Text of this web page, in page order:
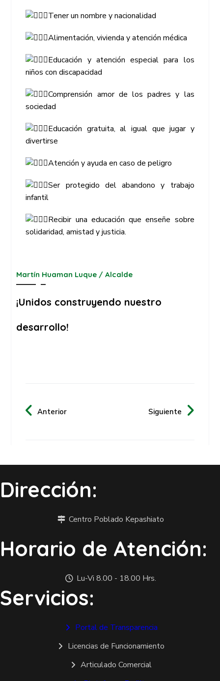
Tener un nombre y nacionalidad
Alimentación, vivienda y atención médica
Educación y atención especial para los
niños con discapacidad
Comprensión amor de los padres y las
sociedad
Educación gratuita, al igual que jugar y
divertirse
Atención y ayuda en caso de peligro
Ser protegido del abandono y trabajo
infantil
Recibir una educación que enseñe sobre
solidaridad, amistad y justicia.
Martín Huaman Luque / Alcalde
¡Unidos construyendo nuestro
desarrollo!
Anterior Siguiente
Dirección:
Centro Poblado Kepashiato
Horario de Atención:
Lu-Vi 8.00 - 18.00 Hrs.
Servicios:
Portal de Transparencia
Licencias de Funcionamiento
Articulado Comercial